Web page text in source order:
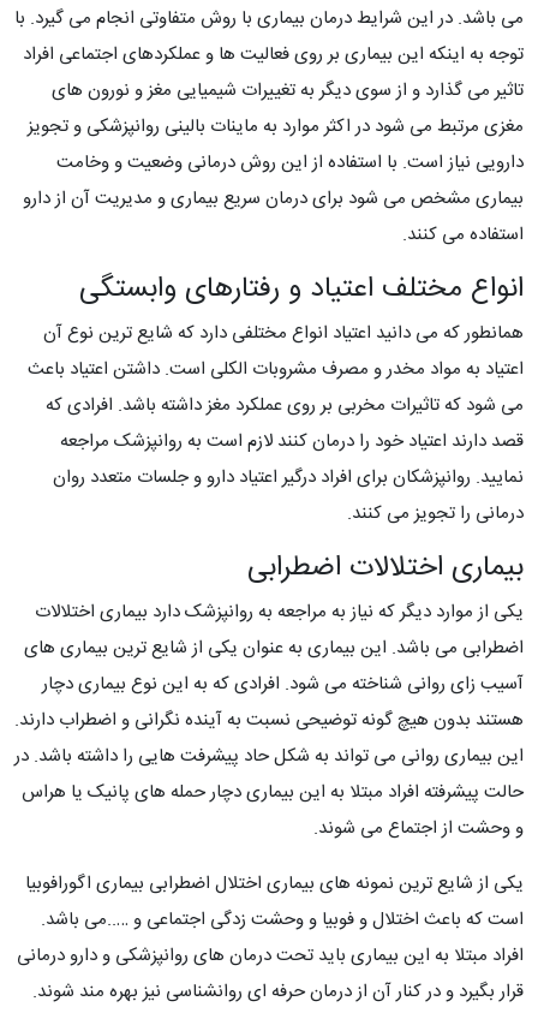
می باشد. در این شرایط درمان بیماری با روش متفاوتی انجام می گیرد. با
توجه به اینکه این بیماری بر روی فعالیت ها و عملکردهای اجتماعی افراد
تاثیر می گذارد و از سوی دیگر به تغییرات شیمیایی مغز و نورون های
مغزی مرتبط می شود در اکثر موارد به ماینات بالینی روانپزشکی و تجویز
دارویی نیاز است. با استفاده از این روش درمانی وضعیت و وخامت
بیماری مشخص می شود برای درمان سریع بیماری و مدیریت آن از دارو
استفاده می کنند.
انواع مختلف اعتیاد و رفتارهای وابستگی
همانطور که می دانید اعتیاد انواع مختلفی دارد که شایع ترین نوع آن
اعتیاد به مواد مخدر و مصرف مشروبات الکلی است. داشتن اعتیاد باعث
می شود که تاثیرات مخربی بر روی عملکرد مغز داشته باشد. افرادی که
قصد دارند اعتیاد خود را درمان کنند لازم است به روانپزشک مراجعه
نمایید. روانپزشکان برای افراد درگیر اعتیاد دارو و جلسات متعدد روان
درمانی را تجویز می کنند.
بیماری اختلالات اضطرابی
یکی از موارد دیگر که نیاز به مراجعه به روانپزشک دارد بیماری اختلالات
اضطرابی می باشد. این بیماری به عنوان یکی از شایع ترین بیماری های
آسیب زای روانی شناخته می شود. افرادی که به این نوع بیماری دچار
هستند بدون هیچ گونه توضیحی نسبت به آینده نگرانی و اضطراب دارند.
این بیماری روانی می تواند به شکل حاد پیشرفت هایی را داشته باشد. در
حالت پیشرفته افراد مبتلا به این بیماری دچار حمله های پانیک یا هراس
و وحشت از اجتماع می شوند.
یکی از شایع ترین نمونه های بیماری اختلال اضطرابی بیماری اگورافوبیا
است که باعث اختلال و فوبیا و وحشت زدگی اجتماعی و …..می باشد.
افراد مبتلا به این بیماری باید تحت درمان های روانپزشکی و دارو درمانی
قرار بگیرد و در کنار آن از درمان حرفه ای روانشناسی نیز بهره مند شوند.